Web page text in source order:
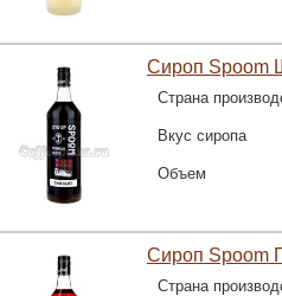
Сироп Spoom
Страна
Вкус сиропа
Объем
Сироп Spoom
Страна